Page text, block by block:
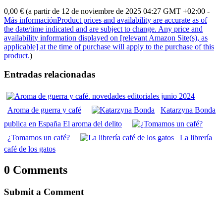
0,00 € (a partir de 12 de noviembre de 2025 04:27 GMT +02:00 -
Más informaciónProduct prices and availability are accurate as of
the date/time indicated and are subject to change. Any price and
availability information displayed on [relevant Amazon Site(s), as
applicable] at the time of purchase will apply to the purchase of this
product.)
Entradas relacionadas
Aroma de guerra y café
Katarzyna Bonda
publica en España El aroma del delito
¿Tomamos un café?
La librería
café de los gatos
0 Comments
Submit a Comment